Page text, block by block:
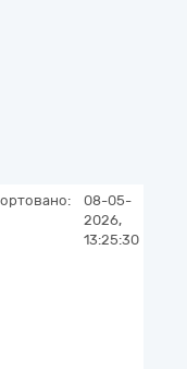
08-05-
2026,
13:25:30